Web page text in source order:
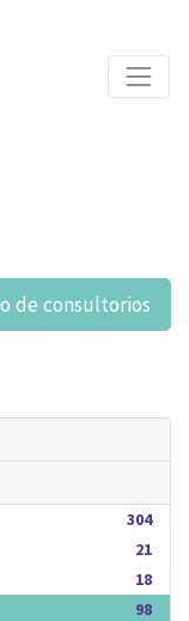
de consultorios
304
21
18
98